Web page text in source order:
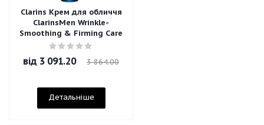
Clarins Крем для обличчя
ClarinsMen Wrinkle-
Smoothing & Firming Care
від 3 091.20 3 864.00
Детальніше